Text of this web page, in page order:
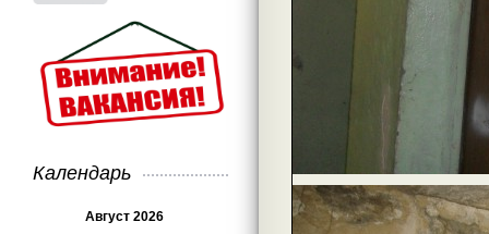
Календарь
Август 2026